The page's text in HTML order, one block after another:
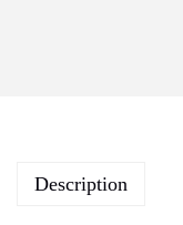
Description